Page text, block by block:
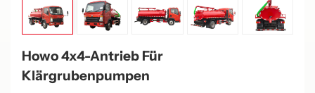
Howo 4x4-Antrieb Für
Klärgrubenpumpen